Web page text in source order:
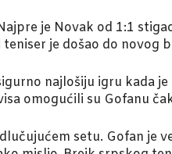
je Novak od 1:1
je došao do
najlošiju igru kada
omogućili su Gofanu
setu. Gofan je